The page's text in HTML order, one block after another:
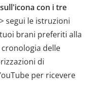
sull'icona con i tre
> segui le istruzioni
brani preferiti alla
delle
di
per ricevere